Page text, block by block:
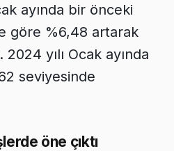
ayında bir önceki
göre %6,48 artarak
yılı Ocak ayında
seviyesinde
öne çıktı